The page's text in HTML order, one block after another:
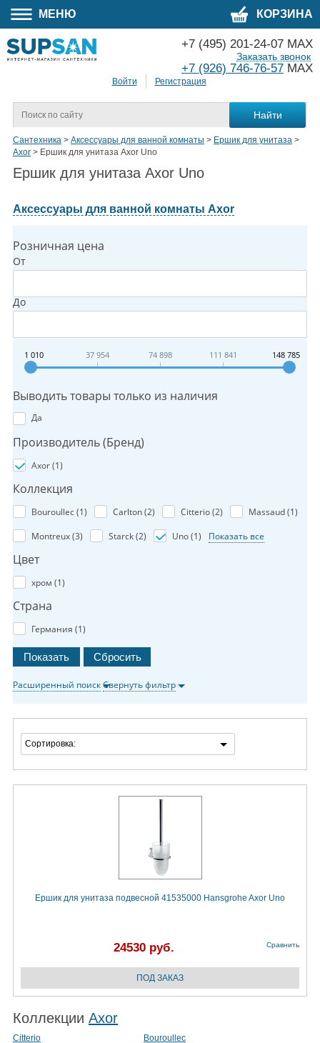
МЕНЮ КОРЗИНА
Войти Регистрация
+7 (495) 201-24-07 MAX
+7 (926) 746-76-57 MAX
Заказать звонок
Сантехника > Аксессуары для ванной комнаты > Ершик для унитаза >
Axor > Ершик для унитаза Axor Uno
Ершик для унитаза Axor Uno
Аксессуары для ванной комнаты Axor
Розничная цена
От
До
1 010 37 954 74 898 111 841 148 785
Выводить товары только из наличия
Да
Производитель (Бренд)
Axor (1)
Коллекция
Bouroullec (1) Carlton (2) Citterio (2) Massaud (1)
Montreux (3) Starck (2) Uno (1) Показать все
Цвет
хром (1)
Страна
Германия (1)
Расширенный поискСвернуть фильтр
Сортировка:
Ершик для унитаза подвесной 41535000 Hansgrohe Axor Uno
24530 руб. Сравнить
Коллекции Axor
Citterio
Bouroullec